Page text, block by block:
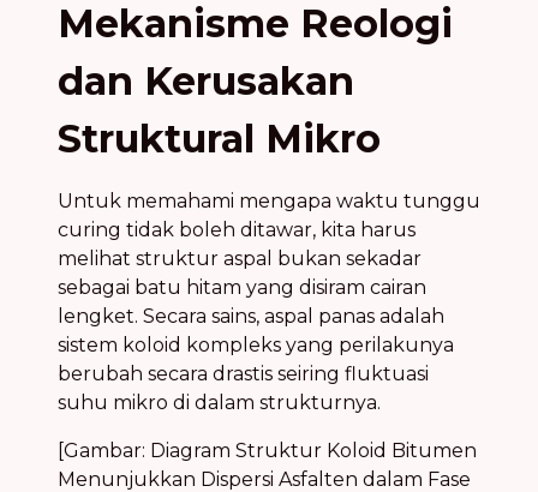
Mekanisme Reologi
dan Kerusakan
Struktural Mikro
Untuk memahami mengapa waktu tunggu
curing tidak boleh ditawar, kita harus
melihat struktur aspal bukan sekadar
sebagai batu hitam yang disiram cairan
lengket. Secara sains, aspal panas adalah
sistem koloid kompleks yang perilakunya
berubah secara drastis seiring fluktuasi
suhu mikro di dalam strukturnya.
[Gambar: Diagram Struktur Koloid Bitumen
Menunjukkan Dispersi Asfalten dalam Fase